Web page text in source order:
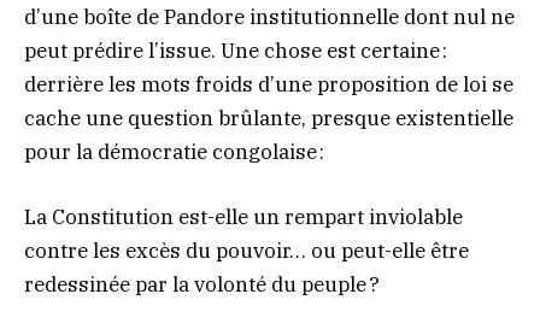
d’une boîte de Pandore institutionnelle dont nul ne
peut prédire l’issue. Une chose est certaine :
derrière les mots froids d’une proposition de loi se
cache une question brûlante, presque existentielle
pour la démocratie congolaise :
La Constitution est-elle un rempart inviolable
contre les excès du pouvoir… ou peut-elle être
redessinée par la volonté du peuple ?